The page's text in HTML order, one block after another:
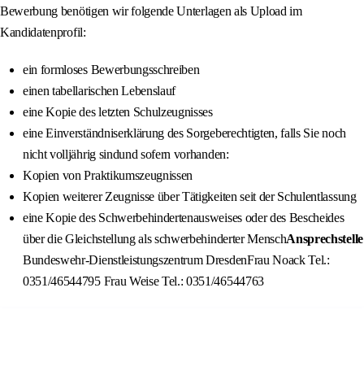
Bewerbung benötigen wir folgende Unterlagen als Upload im
Kandidatenprofil:
ein formloses Bewerbungsschreiben
einen tabellarischen Lebenslauf
eine Kopie des letzten Schulzeugnisses
eine Einverständniserklärung des Sorgeberechtigten, falls Sie noch
nicht volljährig sindund sofern vorhanden:
Kopien von Praktikumszeugnissen
Kopien weiterer Zeugnisse über Tätigkeiten seit der Schulentlassung
eine Kopie des Schwerbehindertenausweises oder des Bescheides
über die Gleichstellung als schwerbehinderter MenschAnsprechstelle
Bundeswehr-Dienstleistungszentrum DresdenFrau Noack Tel.:
0351/46544795 Frau Weise Tel.: 0351/46544763